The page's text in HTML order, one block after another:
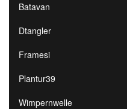
Batavan
Dtangler
Framesi
Plantur39
Wimpernwelle